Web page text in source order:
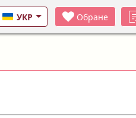
УКР Обране